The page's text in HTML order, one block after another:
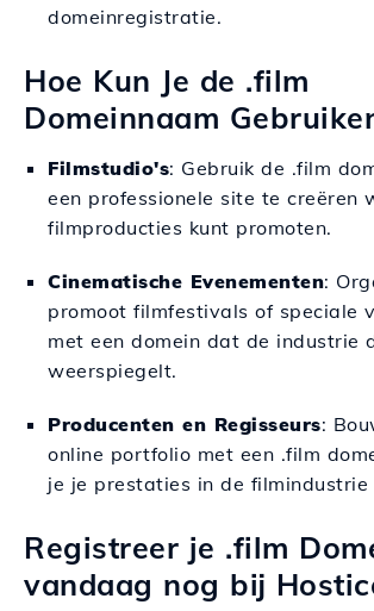
domeinregistratie.
Hoe Kun Je de .film
Domeinnaam
Filmstudio's: Gebruik de .film
een professionele site te creëren
filmproducties kunt promoten.
Cinematische Evenementen:
promoot filmfestivals of speciale
met een domein dat de industrie
weerspiegelt.
Producenten en Regisseurs:
online portfolio met een .film
je je prestaties in de filmindustrie
Registreer je .film
vandaag nog bij